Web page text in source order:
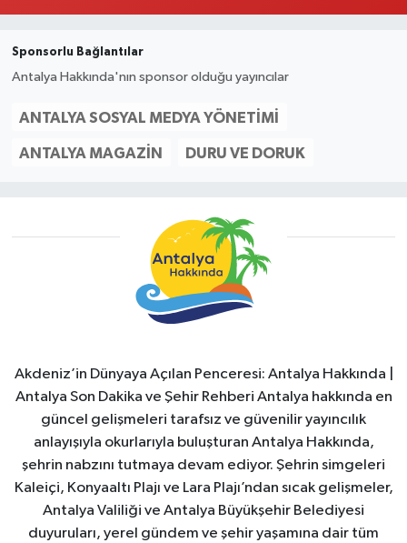
Sponsorlu Bağlantılar
Antalya Hakkında'nın sponsor olduğu yayıncılar
ANTALYA SOSYAL MEDYA YÖNETIMI
ANTALYA MAGAZIN DURU VE DORUK
Akdeniz’in Dünyaya Açılan Penceresi: Antalya Hakkında |
Antalya Son Dakika ve Şehir Rehberi Antalya hakkında en
güncel gelişmeleri tarafsız ve güvenilir yayıncılık
anlayışıyla okurlarıyla buluşturan Antalya Hakkında,
şehrin nabzını tutmaya devam ediyor. Şehrin simgeleri
Kaleiçi, Konyaaltı Plajı ve Lara Plajı’ndan sıcak gelişmeler,
Antalya Valiliği ve Antalya Büyükşehir Belediyesi
duyuruları, yerel gündem ve şehir yaşamına dair tüm